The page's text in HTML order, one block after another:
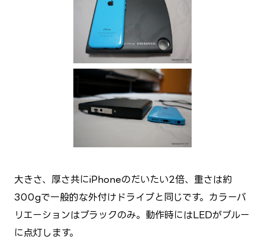
大きさ、厚さ共にiPhoneのだいたい2倍、重さは約
300gで一般的な外付けドライブと同じです。カラーバ
リエーションはブラックのみ。動作時にはLEDがブルー
に点灯します。